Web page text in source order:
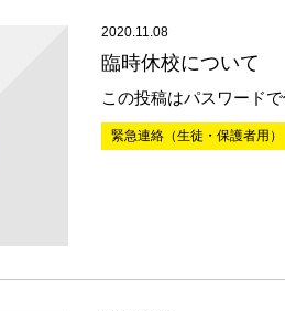
2020.11.08
臨時休校について
この投稿はパスワード
緊急連絡（生徒・保護者用）